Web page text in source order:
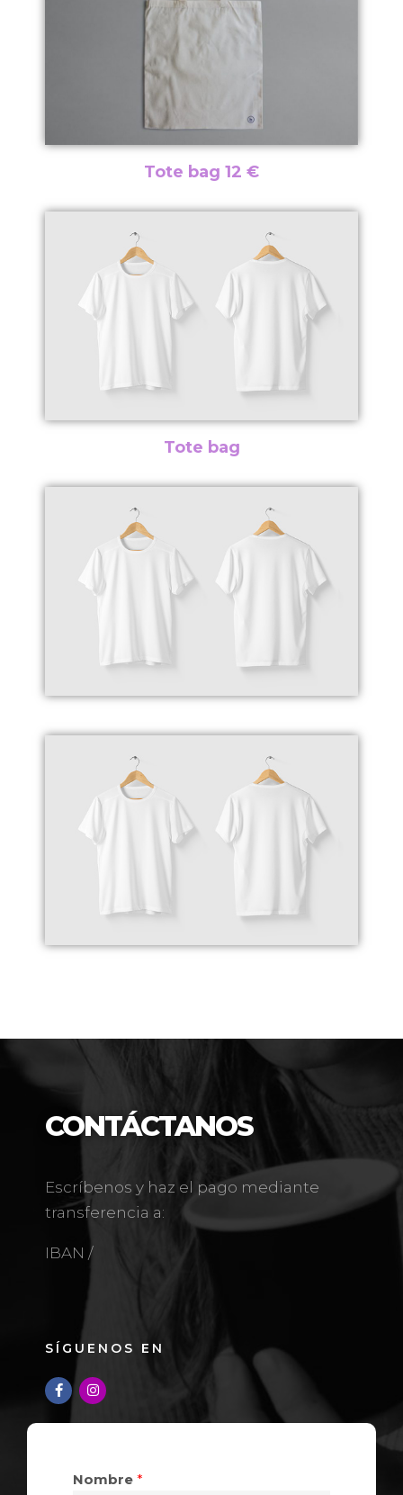
Tote bag 12 €
Tote bag
CONTÁCTANOS
Escríbenos y haz el pago mediante
transferencia a:
IBAN /
SÍGUENOS EN
Nombre *